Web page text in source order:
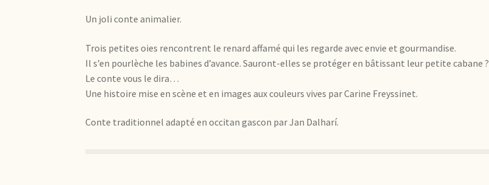
Un joli conte animalier.
Trois petites oies rencontrent le renard affamé qui les regarde avec envie et gourmandise.
Il s’en pourlèche les babines d’avance. Sauront-elles se protéger en bâtissant leur petite cabane ?
Le conte vous le dira…
Une histoire mise en scène et en images aux couleurs vives par Carine Freyssinet.
Conte traditionnel adapté en occitan gascon par Jan Dalharí.